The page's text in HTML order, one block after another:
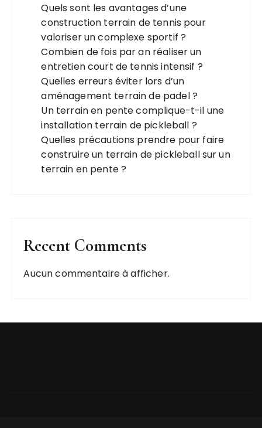
Quels sont les avantages d’une
construction terrain de tennis pour
valoriser un complexe sportif ?
Combien de fois par an réaliser un
entretien court de tennis intensif ?
Quelles erreurs éviter lors d’un
aménagement terrain de padel ?
Un terrain en pente complique-t-il une
installation terrain de pickleball ?
Quelles précautions prendre pour faire
construire un terrain de pickleball sur un
terrain en pente ?
Recent Comments
Aucun commentaire à afficher.